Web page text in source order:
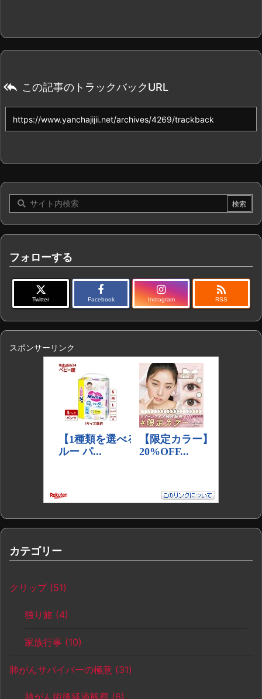
 この記事のトラックバックURL
フォローする
Twitter Facebook Instagram

RSS
スポンサーリンク
カテゴリー
クリップ (51)
独り旅 (4)
家族行事 (10)
肺がんサバイバーの極意 (31)
肺がん術後経過観察 (6)